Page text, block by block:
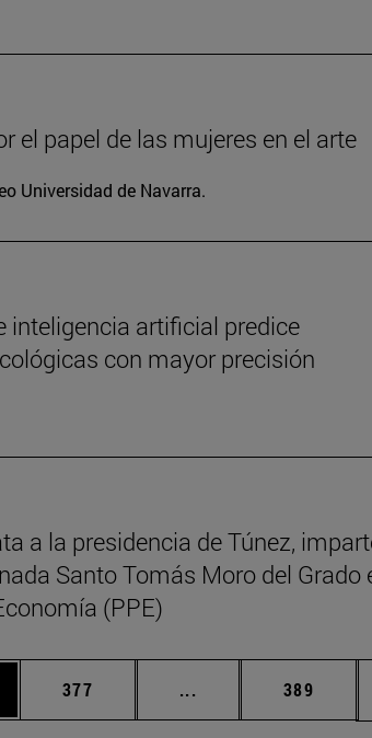
el papel de las mujeres en el arte
Universidad de Navarra.
inteligencia artificial predice
con mayor precisión
a la presidencia de Túnez,
Santo Tomás Moro del Grado
(PPE)
desplazarse.
Página
377 ... Páginas intermedias
Página
389